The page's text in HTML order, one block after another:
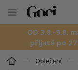
Přejít
OD 3.8.-9.8.
přijaté po
Domů Oblečení